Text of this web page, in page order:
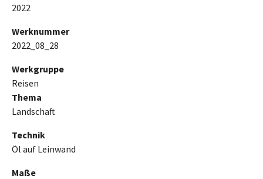
2022
Werknummer
2022_08_28
Werkgruppe
Reisen
Thema
Landschaft
Technik
Öl auf Leinwand
Maße